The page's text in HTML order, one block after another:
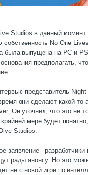
Studios в данный момент
собственность No One
была выпущена на РС и
предполагать,
представитель Night
они сделают какой-то
Он уточнил, что это не
мере будет
Studios.
заявление - разработчики
рады анонсу. Но это
не о новой игре по